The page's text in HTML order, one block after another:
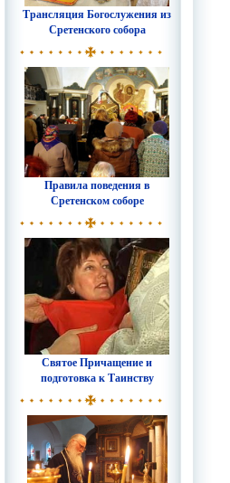
Трансляция Богослужения из
Сретенского собора
Правила поведения в
Сретенском соборе
Святое Причащение и
подготовка к Таинству